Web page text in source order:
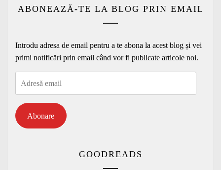
ABONEAZĂ-TE LA BLOG PRIN EMAIL
Introdu adresa de email pentru a te abona la acest blog și vei
primi notificări prin email când vor fi publicate articole noi.
Abonare
GOODREADS